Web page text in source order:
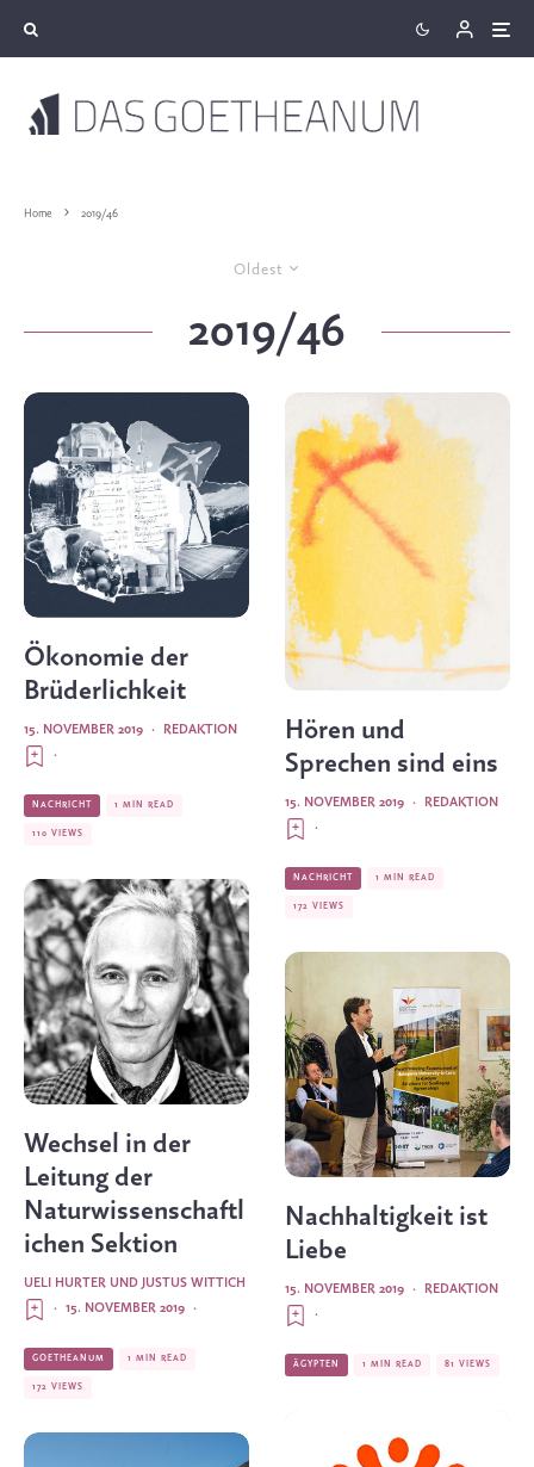
Home 2019/46
Oldest
2019/46
Ökonomie der
Brüderlichkeit
REDAKTION
·
15. NOVEMBER 2019
·
NACHRICHT 1 MIN READ
110 VIEWS
Wechsel in der
Leitung der
Naturwissenschaftl
ichen Sektion
UELI HURTER UND JUSTUS WITTICH
·
15. NOVEMBER 2019
·
GOETHEANUM 1 MIN READ
172 VIEWS
Hören und
Sprechen sind eins
REDAKTION
·
15. NOVEMBER 2019
·
NACHRICHT 1 MIN READ
172 VIEWS
Nachhaltigkeit ist
Liebe
REDAKTION
·
15. NOVEMBER 2019
·
ÄGYPTEN 1 MIN READ 81 VIEWS